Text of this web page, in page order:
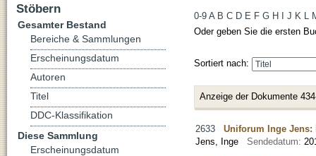
0-9 A B C D E F G H J K L
Oder geben Sie die ersten
Sortiert nach:
Anzeige der Dokumente
2633 Uniforum Inge Jens:
Jens, Inge
Sendedatum:
Stöbern
Gesamter Bestand
Bereiche & Sammlungen
Erscheinungsdatum
Autoren
Titel
DDC-Klassifikation
Diese Sammlung
Erscheinungsdatum